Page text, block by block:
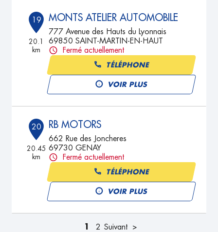
19
20.1
km
MONTS ATELIER AUTOMOBILE
777 Avenue des Hauts du Lyonnais
69850 SAINT-MARTIN-EN-HAUT
Fermé actuellement
TÉLÉPHONE
VOIR PLUS
20
20.45
km
RB MOTORS
662 Rue des Joncheres
69730 GENAY
Fermé actuellement
TÉLÉPHONE
VOIR PLUS
1 2 Suivant